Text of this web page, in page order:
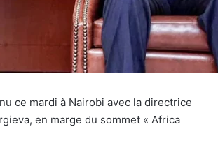
ce mardi à Nairobi avec la directrice
en marge du sommet « Africa